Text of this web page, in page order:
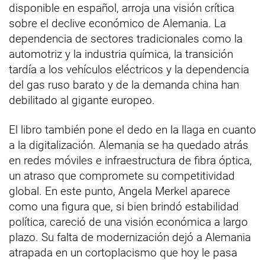
disponible en español, arroja una visión crítica
sobre el declive económico de Alemania. La
dependencia de sectores tradicionales como la
automotriz y la industria química, la transición
tardía a los vehículos eléctricos y la dependencia
del gas ruso barato y de la demanda china han
debilitado al gigante europeo.
El libro también pone el dedo en la llaga en cuanto
a la digitalización. Alemania se ha quedado atrás
en redes móviles e infraestructura de fibra óptica,
un atraso que compromete su competitividad
global. En este punto, Angela Merkel aparece
como una figura que, si bien brindó estabilidad
política, careció de una visión económica a largo
plazo. Su falta de modernización dejó a Alemania
atrapada en un cortoplacismo que hoy le pasa